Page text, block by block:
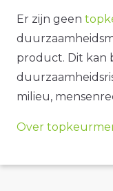
Er zijn geen
product. Dit kan
milieu,
Over